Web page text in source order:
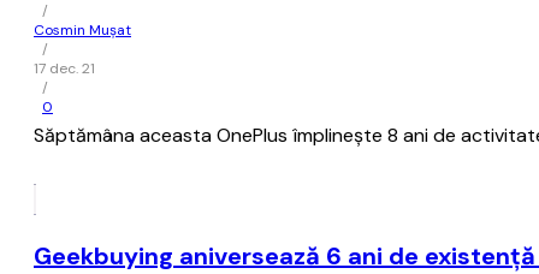
/
Cosmin Mușat
/
17 dec. 21
/
0
Săptămâna aceasta OnePlus împlineşte 8 ani de
Geekbuying aniversează 6 ani de